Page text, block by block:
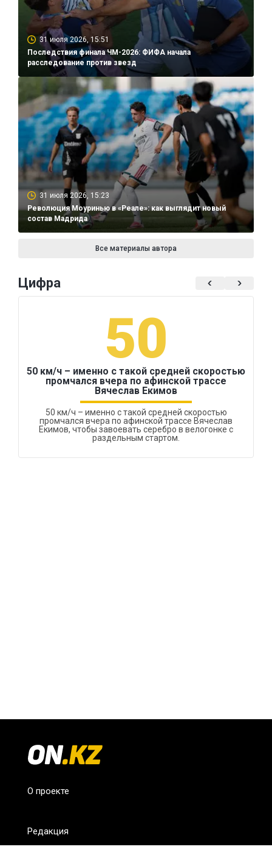
31 июля 2026, 15:51
Последствия финала ЧМ-2026: ФИФА начала
расследование против звезд
31 июля 2026, 15:23
Революция Моуринью в «Реале»: как выглядит новый
состав Мадрида
Все материалы автора
Цифра
50
50 км/ч – именно с такой средней скоростью
промчался вчера по афинской трассе
Вячеслав Екимов
50 км/ч – именно с такой средней скоростью
промчался вчера по афинской трассе Вячеслав
Екимов, чтобы завоевать серебро в велогонке с
раздельным стартом.
О проекте
Редакция